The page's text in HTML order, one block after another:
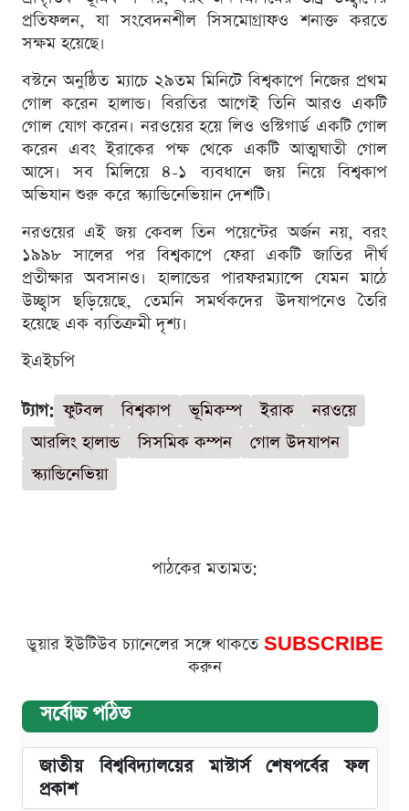
প্রতিফলন, যা সংবেদনশীল সিসমোগ্রাফও শনাক্ত করতে
সক্ষম হয়েছে।
বস্টনে অনুষ্ঠিত ম্যাচে ২৯তম মিনিটে বিশ্বকাপে নিজের প্রথম
গোল করেন হালান্ড। বিরতির আগেই তিনি আরও একটি
গোল যোগ করেন। নরওয়ের হয়ে লিও ওস্টিগার্ড একটি গোল
করেন এবং ইরাকের পক্ষ থেকে একটি আত্মঘাতী গোল
আসে। সব মিলিয়ে ৪-১ ব্যবধানে জয় নিয়ে বিশ্বকাপ
অভিযান শুরু করে স্ক্যান্ডিনেভিয়ান দেশটি।
নরওয়ের এই জয় কেবল তিন পয়েন্টের অর্জন নয়, বরং
১৯৯৮ সালের পর বিশ্বকাপে ফেরা একটি জাতির দীর্ঘ
প্রতীক্ষার অবসানও। হালান্ডের পারফরম্যান্সে যেমন মাঠে
উচ্ছ্বাস ছড়িয়েছে, তেমনি সমর্থকদের উদযাপনেও তৈরি
হয়েছে এক ব্যতিক্রমী দৃশ্য।
ইএইচপি
ট্যাগ: ফুটবল বিশ্বকাপ ভূমিকম্প ইরাক
নরওয়ে
আরলিং হালান্ড
সিসমিক কম্পন
গোল উদযাপন
স্ক্যান্ডিনেভিয়া
পাঠকের মতামত:
ডুয়ার ইউটিউব চ্যানেলের সঙ্গে থাকতে SUBSCRIBE
করুন
সর্বোচ্চ পঠিত
জাতীয় বিশ্ববিদ্যালয়ের মাস্টার্স শেষপর্বের ফল
প্রকাশ